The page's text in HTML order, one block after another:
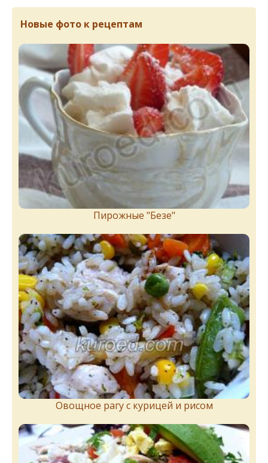
Новые фото к рецептам
Пирожныe "Бeзe"
Овощное рагу с курицей и рисом